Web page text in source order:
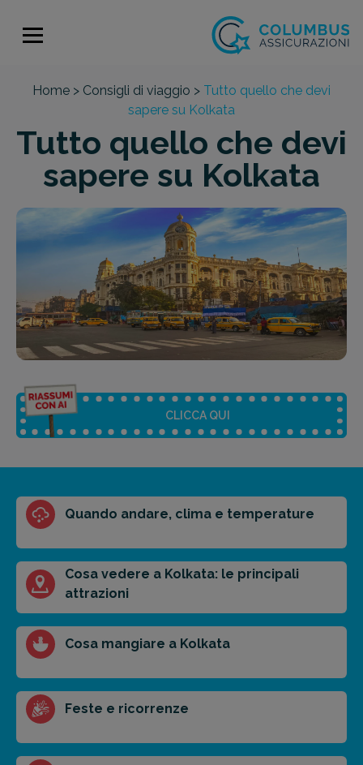
Home > Consigli di viaggio > Tutto quello che devi
sapere su Kolkata
Tutto quello che devi
sapere su Kolkata
CLICCA QUI
Riassunto dell'articolo
Scegli il formato del riassunto
Breve Medio Punti chiave
prossima destinazione di viaggio.
FAI PREVENTIVO
Quando andare, clima e temperature
Cosa vedere a Kolkata: le principali
attrazioni
Cosa mangiare a Kolkata
Feste e ricorrenze